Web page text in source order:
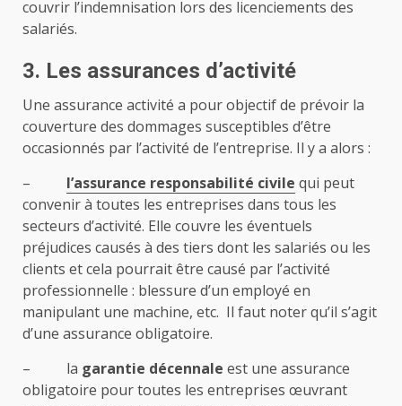
couvrir l’indemnisation lors des licenciements des
salariés.
3. Les assurances d’activité
Une assurance activité a pour objectif de prévoir la
couverture des dommages susceptibles d’être
occasionnés par l’activité de l’entreprise. Il y a alors :
–
l’assurance responsabilité civile qui peut
convenir à toutes les entreprises dans tous les
secteurs d’activité. Elle couvre les éventuels
préjudices causés à des tiers dont les salariés ou les
clients et cela pourrait être causé par l’activité
professionnelle : blessure d’un employé en
manipulant une machine, etc. Il faut noter qu’il s’agit
d’une assurance obligatoire.
–
la garantie décennale est une assurance
obligatoire pour toutes les entreprises œuvrant